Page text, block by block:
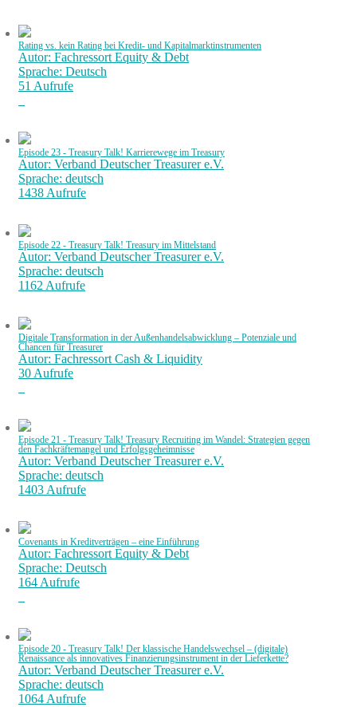
Rating vs. kein Rating bei Kredit- und Kapitalmarktinstrumenten
Autor: Fachressort Equity & Debt
Sprache: Deutsch
51 Aufrufe
Episode 23 - Treasury Talk! Karrierewege im Treasury
Autor: Verband Deutscher Treasurer e.V.
Sprache: deutsch
1438 Aufrufe
Episode 22 - Treasury Talk! Treasury im Mittelstand
Autor: Verband Deutscher Treasurer e.V.
Sprache: deutsch
1162 Aufrufe
Digitale Transformation in der Außenhandelsabwicklung – Potenziale und
Chancen für Treasurer
Autor: Fachressort Cash & Liquidity
30 Aufrufe
Episode 21 - Treasury Talk! Treasury Recruiting im Wandel: Strategien gegen
den Fachkräftemangel und Erfolgsgeheimnisse
Autor: Verband Deutscher Treasurer e.V.
Sprache: deutsch
1403 Aufrufe
Covenants in Kreditverträgen – eine Einführung
Autor: Fachressort Equity & Debt
Sprache: Deutsch
164 Aufrufe
Episode 20 - Treasury Talk! Der klassische Handelswechsel – (digitale)
Renaissance als innovatives Finanzierungsinstrument in der Lieferkette?
Autor: Verband Deutscher Treasurer e.V.
Sprache: deutsch
1064 Aufrufe